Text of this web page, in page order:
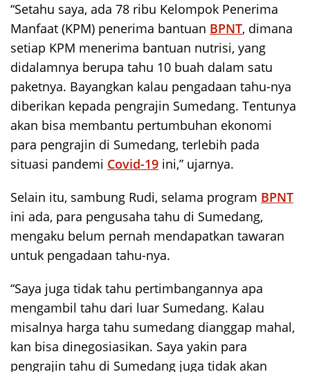
“Setahu saya, ada 78 ribu Kelompok Penerima
Manfaat (KPM) penerima bantuan BPNT, dimana
setiap KPM menerima bantuan nutrisi, yang
didalamnya berupa tahu 10 buah dalam satu
paketnya. Bayangkan kalau pengadaan tahu-nya
diberikan kepada pengrajin Sumedang. Tentunya
akan bisa membantu pertumbuhan ekonomi
para pengrajin di Sumedang, terlebih pada
situasi pandemi Covid-19 ini,” ujarnya.
Selain itu, sambung Rudi, selama program BPNT
ini ada, para pengusaha tahu di Sumedang,
mengaku belum pernah mendapatkan tawaran
untuk pengadaan tahu-nya.
“Saya juga tidak tahu pertimbangannya apa
mengambil tahu dari luar Sumedang. Kalau
misalnya harga tahu sumedang dianggap mahal,
kan bisa dinegosiasikan. Saya yakin para
pengrajin tahu di Sumedang juga tidak akan